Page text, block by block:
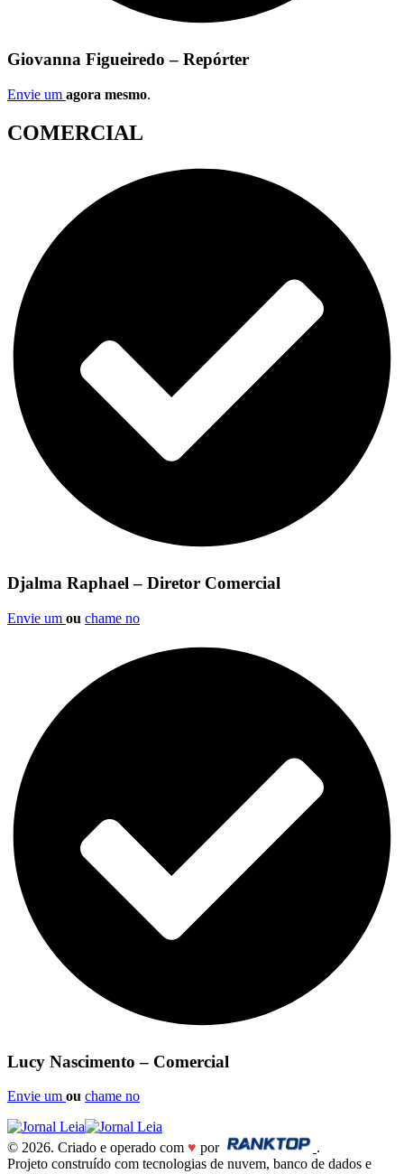
Giovanna Figueiredo – Repórter
Envie um agora mesmo.
COMERCIAL
Djalma Raphael – Diretor Comercial
Envie um ou chame no
Lucy Nascimento – Comercial
Envie um ou chame no
© 2026. Criado e operado com ♥ por
.
Projeto construído com tecnologias de nuvem, banco de dados e